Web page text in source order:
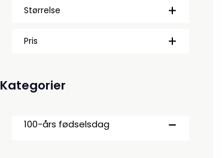
Størrelse
Pris
Kategorier
100-års fødselsdag